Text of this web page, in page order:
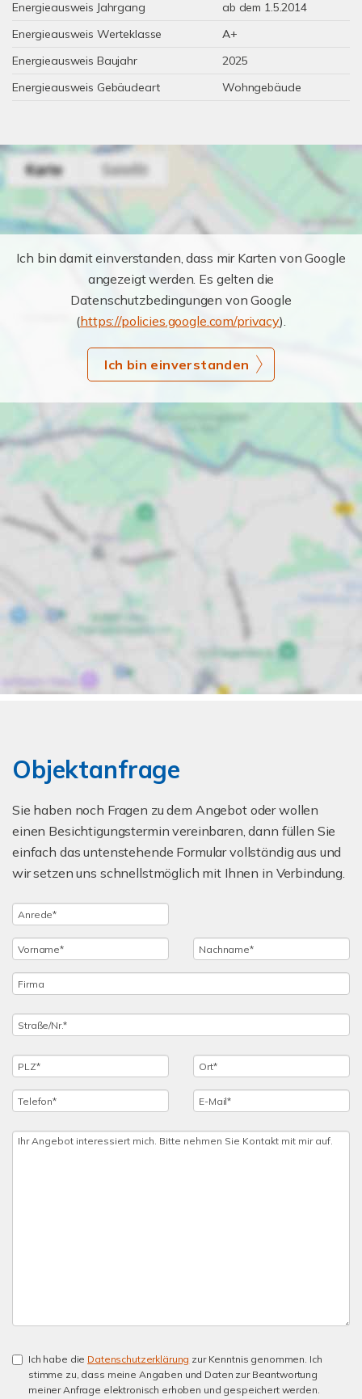
Energieausweis Jahrgang
ab dem 1.5.2014
Energieausweis Werteklasse
A+
Energieausweis Baujahr
2025
Energieausweis Gebäudeart
Wohngebäude
Ich bin damit einverstanden, dass mir Karten von Google
angezeigt werden. Es gelten die
Datenschutzbedingungen von Google
(https://policies.google.com/privacy).
Ich bin einverstanden
Objektanfrage
Sie haben noch Fragen zu dem Angebot oder wollen
einen Besichtigungstermin vereinbaren, dann füllen Sie
einfach das untenstehende Formular vollständig aus und
wir setzen uns schnellstmöglich mit Ihnen in Verbindung.
Ich habe die Datenschutzerklärung zur Kenntnis genommen. Ich
stimme zu, dass meine Angaben und Daten zur Beantwortung
meiner Anfrage elektronisch erhoben und gespeichert werden.